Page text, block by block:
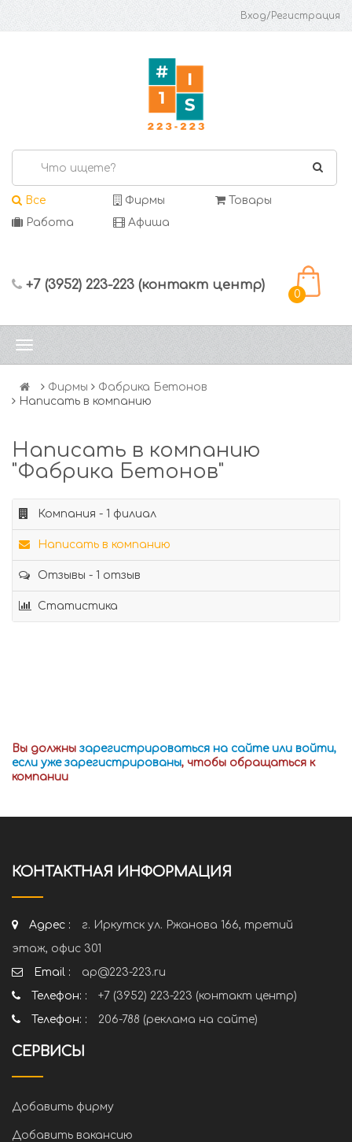
Вход/Регистрация
Все Фирмы
Товары
Работа
Афиша
+7 (3952) 223-223 (контакт центр)
0
Фирмы
Фабрика Бетонов
Написать в компанию
Написать в компанию
"Фабрика Бетонов"
Компания - 1 филиал
Написать в компанию
Отзывы - 1 отзыв
Статистика
Вы должны зарегистрироваться на сайте или войти,
если уже зарегистрированы, чтобы обращаться к
компании
КОНТАКТНАЯ ИНФОРМАЦИЯ
Адрес :
г. Иркутск ул. Ржанова 166, третий
этаж, офис 301
Email :
ap@223-223.ru
Телефон: :
+7 (3952) 223-223 (контакт центр)
Телефон: :
206-788 (реклама на сайте)
СЕРВИСЫ
Добавить фирму
Добавить вакансию